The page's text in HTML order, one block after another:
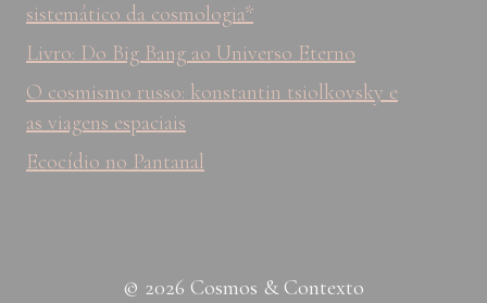
sistemático da cosmologia*
Livro: Do Big Bang ao Universo Eterno
O cosmismo russo: konstantin tsiolkovsky e
as viagens espaciais
Ecocídio no Pantanal
© 2026 Cosmos & Contexto